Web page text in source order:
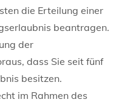
die Erteilung einer
beantragen.
der
dass Sie seit fünf
besitzen.
im Rahmen des